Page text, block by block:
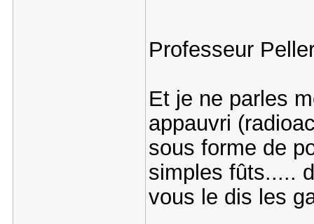
Professeur
Et je ne parles
appauvri
sous forme de
simples fûts.....
vous le dis les